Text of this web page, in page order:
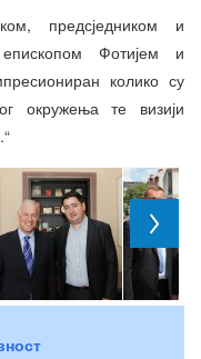
предсједником и
Фотијем и
колико су
окружења те визији